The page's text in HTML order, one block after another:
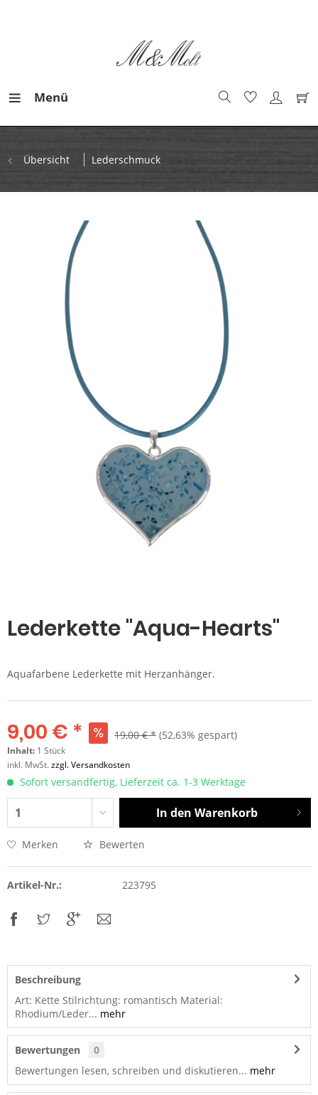
Menü
Übersicht Lederschmuck
Lederkette "Aqua-Hearts"
Aquafarbene Lederkette mit Herzanhänger.
9,00 € * 19,00 € * (52,63% gespart)
Inhalt: 1 Stück
inkl. MwSt.zzgl. Versandkosten
Sofort versandfertig, Lieferzeit ca. 1-3 Werktage
In den Warenkorb
Merken Bewerten
Artikel-Nr.: 223795
Beschreibung
Art: Kette Stilrichtung: romantisch Material:
Rhodium/Leder... mehr
Bewertungen
0
Bewertungen lesen, schreiben und diskutieren... mehr